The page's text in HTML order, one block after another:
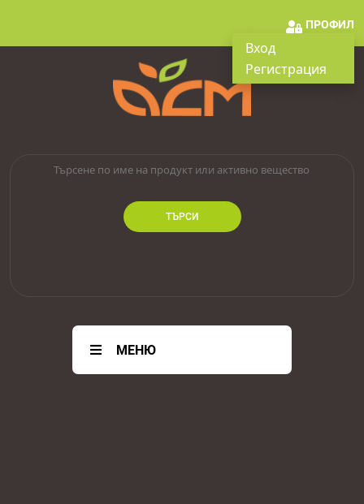
ПРОФИЛ
Вход
Регистрация
ТЪРСИ
МЕНЮ